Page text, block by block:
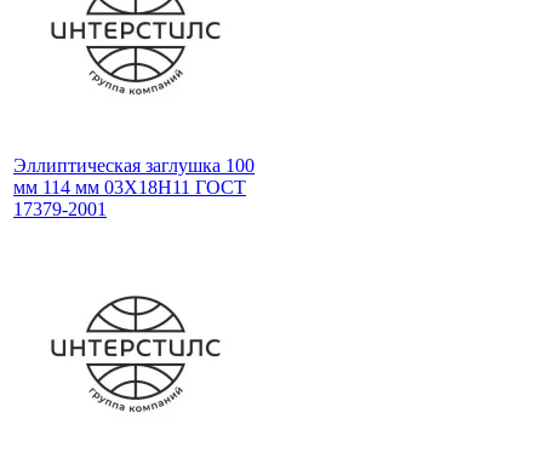
Эллиптическая заглушка 100
мм 114 мм 03Х18Н11 ГОСТ
17379-2001